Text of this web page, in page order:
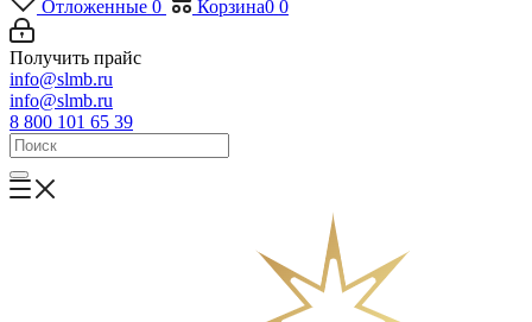
Отложенные 0 Корзина0 0
Получить прайс
info@slmb.ru
info@slmb.ru
8 800 101 65 39